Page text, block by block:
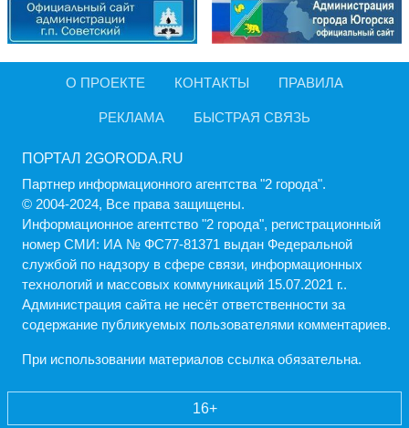
О ПРОЕКТЕ КОНТАКТЫ ПРАВИЛА
РЕКЛАМА БЫСТРАЯ СВЯЗЬ
ПОРТАЛ 2GORODA.RU
Партнер информационного агентства "2 города".
© 2004-2024, Все права защищены.
Информационное агентство "2 города", регистрационный
номер СМИ: ИА № ФС77-81371 выдан Федеральной
службой по надзору в сфере связи, информационных
технологий и массовых коммуникаций 15.07.2021 г..
Администрация cайта не несёт ответственности за
содержание публикуемых пользователями комментариев.
При использовании материалов ссылка обязательна.
16+